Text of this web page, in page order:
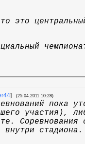
это
] (25.04.2011 10:28)
пока
участия),
внутри